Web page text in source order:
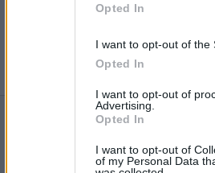
Opted In
I want to opt-out of the
Opted In
I want to opt-out of
Advertising.
Opted In
I want to opt-out of
of my Personal Data
Últimas noticias
El Gobierno da un ultimátum a
España o adoptará "medidas